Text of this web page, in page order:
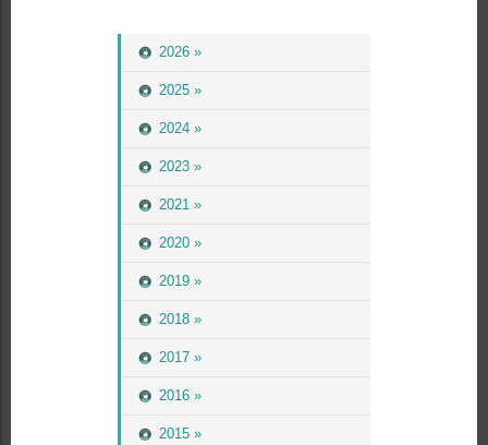
2026 »
2025 »
2024 »
2023 »
2021 »
2020 »
2019 »
2018 »
2017 »
2016 »
2015 »